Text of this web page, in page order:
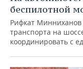
беспилотной
Рифкат Минниханов
транспорта на
координировать с